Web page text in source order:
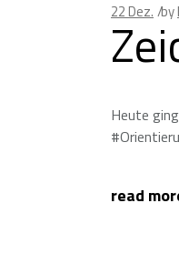
22Dez. by
Heute
read